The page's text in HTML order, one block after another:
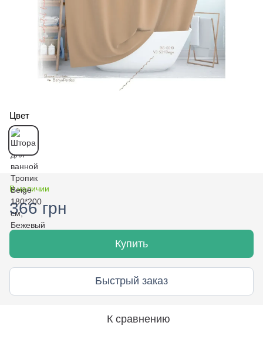
Цвет
В наличии
366 грн
Купить
Быстрый заказ
К сравнению